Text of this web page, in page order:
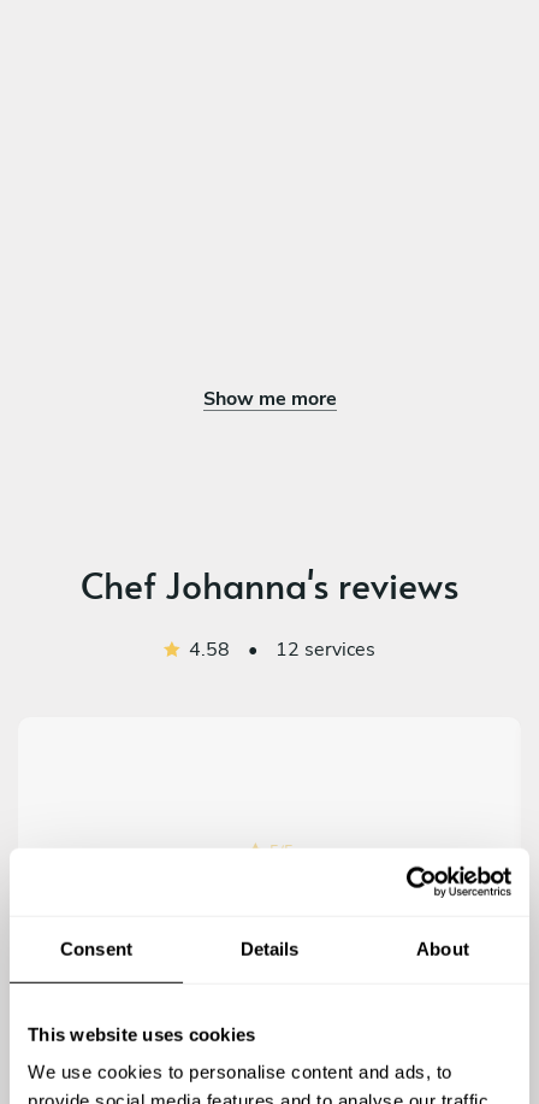
Consent Details About
This website uses cookies
We use cookies to personalise content and ads, to
Show me more
Chef Johanna's reviews
4.58 • 12 services
5/5
Floriane De Paoli - Nov 04 2024
d’une grande gentillesse et ses plats sont exquis ! À
recommander sans hésitation